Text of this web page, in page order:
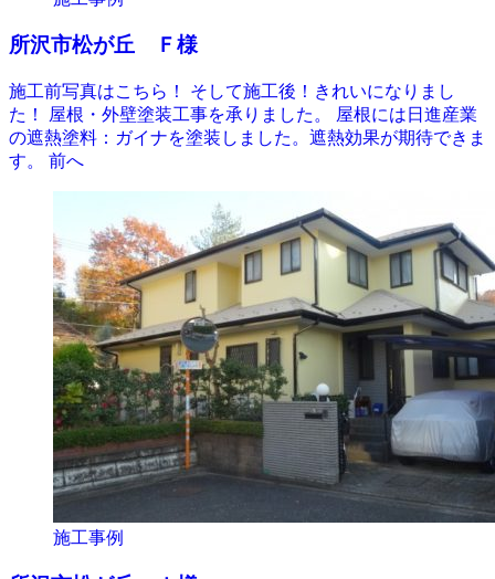
所沢市松が丘 Ｆ様
施工前写真はこちら！ そして施工後！きれいになりまし
た！ 屋根・外壁塗装工事を承りました。 屋根には日進産業
の遮熱塗料：ガイナを塗装しました。遮熱効果が期待できま
す。 前へ
施工事例